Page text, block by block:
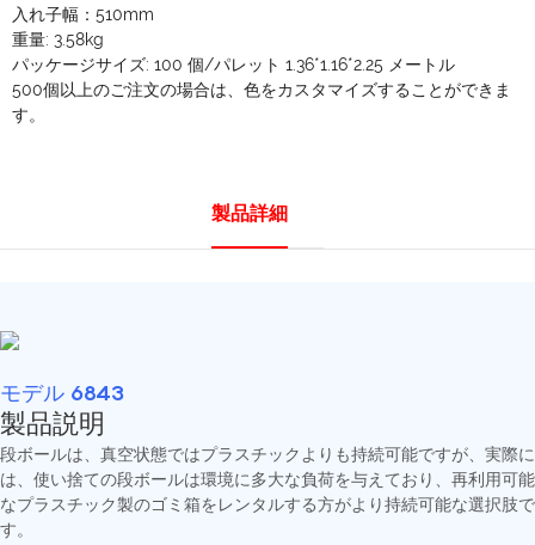
入れ子幅：510mm
重量: 3.58kg
パッケージサイズ: 100 個/パレット 1.36*1.16*2.25 メートル
500個以上のご注文の場合は、色をカスタマイズすることができま
す。
製品詳細
モデル 6843
製品説明
段ボールは、真空状態ではプラスチックよりも持続可能ですが、実際に
は、使い捨ての段ボールは環境に多大な負荷を与えており、再利用可能
なプラスチック製のゴミ箱をレンタルする方がより持続可能な選択肢で
す。